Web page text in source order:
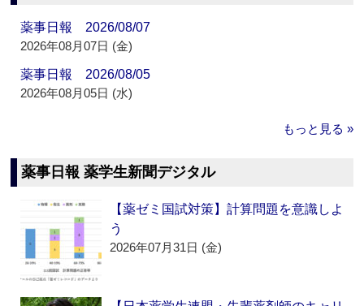
薬事日報 2026/08/07
2026年08月07日 (金)
薬事日報 2026/08/05
2026年08月05日 (水)
もっと見る »
薬事日報 薬学生新聞デジタル
【薬ゼミ国試対策】計算問題を意識しよ
う
2026年07月31日 (金)